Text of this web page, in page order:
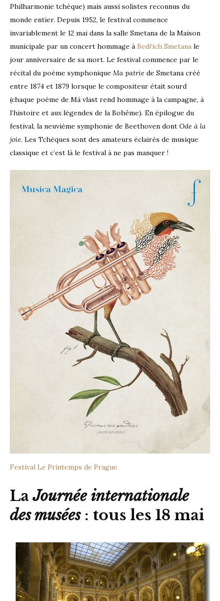
Philharmonie tchèque) mais aussi solistes reconnus du
monde entier. Depuis 1952, le festival commence
invariablement le 12 mai dans la salle Smetana de la Maison
municipale par un concert hommage à Bedřich Smetana le
jour anniversaire de sa mort. Le festival commence par le
récital du poème symphonique Ma patrie de Smetana créé
entre 1874 et 1879 lorsque le compositeur était sourd
(chaque poème de Má vlast rend hommage à la campagne, à
l’histoire et aux légendes de la Bohême). En épilogue du
festival, la neuvième symphonie de Beethoven dont Ode à la
joie. Les Tchèques sont des amateurs éclairés de musique
classique et c’est là le festival à ne pas manquer !
Festival Le Printemps de Prague
LaJournée internationale
des musées: tous les 18 mai